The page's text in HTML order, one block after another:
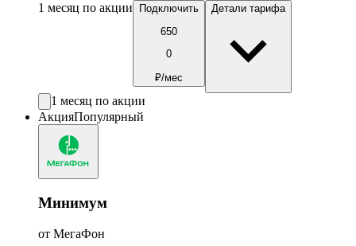
1 месяц по акции
Подключить
650
0
₽/мес
Детали тарифа
1 месяц по акции
АкцияПопулярный
Минимум
от МегаФон